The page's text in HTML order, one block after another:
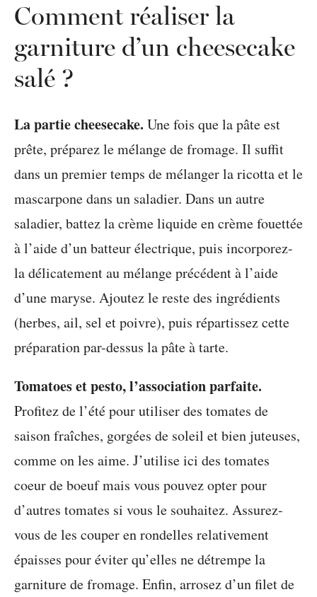
Comment réaliser la
garniture d’un cheesecake
salé ?
La partie cheesecake. Une fois que la pâte est
prête, préparez le mélange de fromage. Il suffit
dans un premier temps de mélanger la ricotta et le
mascarpone dans un saladier. Dans un autre
saladier, battez la crème liquide en crème fouettée
à l’aide d’un batteur électrique, puis incorporez-
la délicatement au mélange précédent à l’aide
d’une maryse. Ajoutez le reste des ingrédients
(herbes, ail, sel et poivre), puis répartissez cette
préparation par-dessus la pâte à tarte.
Tomatoes et pesto, l’association parfaite.
Profitez de l’été pour utiliser des tomates de
saison fraîches, gorgées de soleil et bien juteuses,
comme on les aime. J’utilise ici des tomates
coeur de boeuf mais vous pouvez opter pour
d’autres tomates si vous le souhaitez. Assurez-
vous de les couper en rondelles relativement
épaisses pour éviter qu’elles ne détrempe la
garniture de fromage. Enfin, arrosez d’un filet de